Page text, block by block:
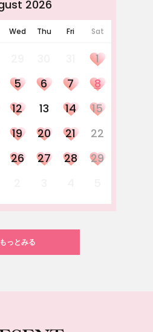
2026
Wed Thu Fri Sat
1
5 6 7
8
12 13 14
15
19 20 21
22
26 27 28
29
もっとみる